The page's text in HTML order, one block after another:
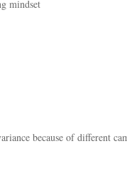
mindset
because of different